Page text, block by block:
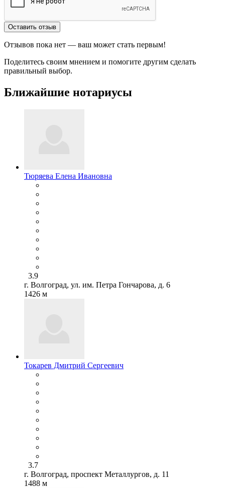
Оставить отзыв
Отзывов пока нет — ваш может стать первым!
Поделитесь своим мнением и помогите другим сделать
правильный выбор.
Ближайшие нотариусы
Тюряева Елена Ивановна
3.9
г. Волгоград, ул. им. Петра Гончарова, д. 6
1426 м
Токарев Дмитрий Сергеевич
3.7
г. Волгоград, проспект Металлургов, д. 11
1488 м